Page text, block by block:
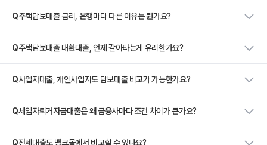
Q주택담보대출 금리, 은행마다 다른 이유는 뭔가요?
Q주택담보대출 대환대출, 언제 갈아타는게 유리한가요?
Q사업자대출, 개인사업자도 담보대출 비교가 가능한가요?
Q세입자퇴거자금대출은 왜 금융사마다 조건 차이가 큰가요?
Q전세대출도 뱅크몰에서 비교할 수 있나요?